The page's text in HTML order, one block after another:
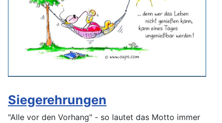
Siegerehrungen
"Alle vor den Vorhang" - so lautet das Motto immer